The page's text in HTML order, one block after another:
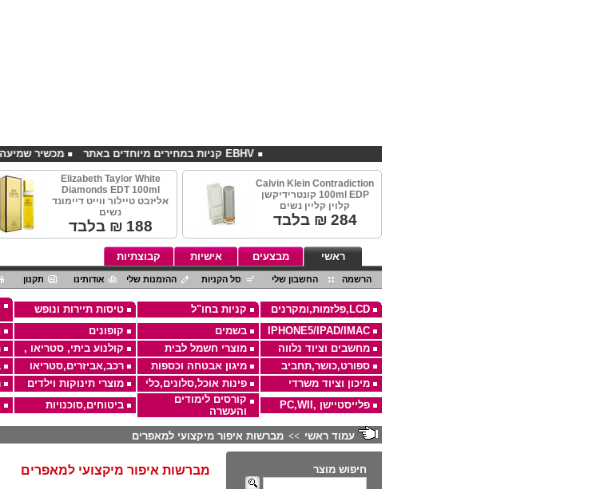
מכשיר שמיעה זול EBHV קניות במחירים מיוחדים באתר
Calvin Klein Contradiction
100ml EDP קונטרידיקשן
קלוין קליין נשים
284 ₪ בלבד
Elizabeth Taylor White
Diamonds EDT 100ml
אליזבט טיילור ווייט דיימונד
נשים
188 ₪ בלבד
ראשי מבצעים אישיות קבוצתיות
הרשמה החשבון שלי סל הקניות ההזמנות שלי אודותינו תקנון
LCD,פלזמות,ומקרנים קניות בחו"ל טיסות תיירות ונופש
IPHONE5/IPAD/IMAC
בשמים קופונים
מחשבים וציוד נלווה
מוצרי חשמל לבית קולנוע ביתי, סטריאו ,
ספורט,כושר,תחביב
מיגון אבטחה וכספות רכב,אביזרים,סטריאו
מיכון וציוד משרדי
פינות אוכל,סלונים,כלי מוצרי תינוקות וילדים
פלייסטיישן ,PC,WII
קורסים לימודים
והעשרה
ביטוחים,סוכנויות
עמוד ראשי >> מברשות איפור מיקצועי למאפרים
חיפוש מוצר מברשות איפור מיקצועי למאפרים